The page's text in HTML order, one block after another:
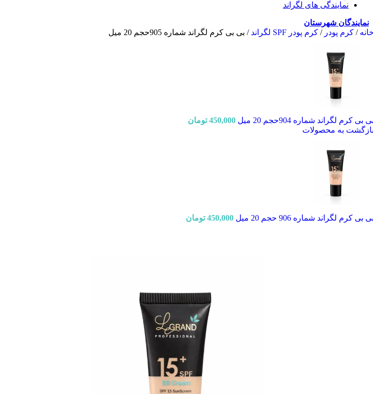
نمایندگی های لگراند
نمایندگان شهرستان
/ کرم پودر/ کرم پودر SPF لگراند / بی بی کرم لگراند شماره 905حجم 20 میل
بی کرم لگراند شماره 904حجم 20 میل 450,000 تومان
به محصولات
بی کرم لگراند شماره 906 حجم 20 میل 450,000 تومان